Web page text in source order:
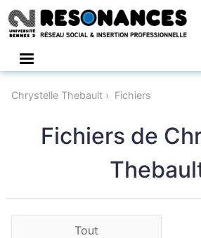
Chrystelle Thebault Fichiers
Fichiers de
Tout